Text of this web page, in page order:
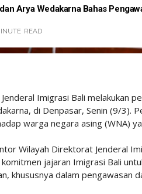
Arya Wedakarna Bahas
READ
Imigrasi Bali melakukan
di Denpasar, Senin (9/3).
warga negara asing (WNA)
Wilayah Direktorat Jenderal
jajaran Imigrasi Bali
khususnya dalam pengawasan